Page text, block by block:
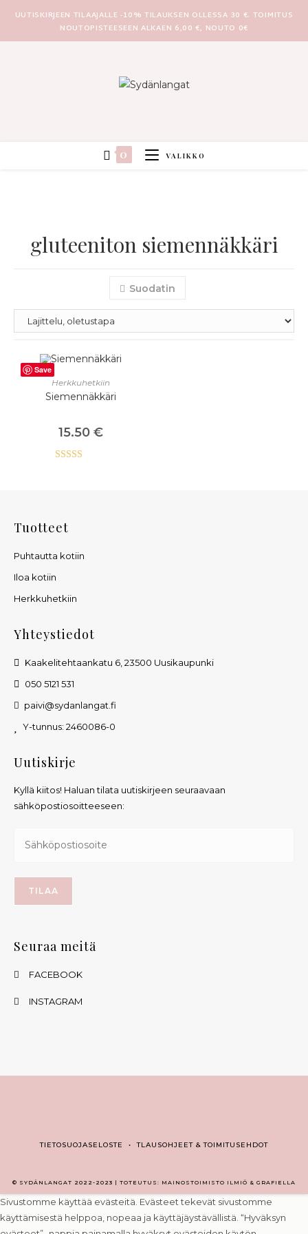
UUTISKIRJEEN TILAAJALLE -10% TILAUKSEN OLLESSA 30 €. TOIMITUS
NOUTOPISTEESEEN ALKAEN 6,00 €, NOUTO 0€
0 VALIKKO
gluteeniton siemennäkkäri
Suodatin
Save
LISÄÄ OSTOSKORIIN
Herkkuhetkiin
Siemennäkkäri
15.50 €
Tuotteet
Puhtautta kotiin
Iloa kotiin
Herkkuhetkiin
Yhteystiedot
Kaakelitehtaankatu 6, 23500 Uusikaupunki
050 5121 531
paivi@sydanlangat.fi
Y-tunnus: 2460086-0
Uutiskirje
Kyllä kiitos! Haluan tilata uutiskirjeen seuraavaan
sähköpostiosoitteeseen:
Seuraa meitä
FACEBOOK
INSTAGRAM
TIETOSUOJASELOSTE •TLAUSOHJEET & TOIMITUSEHDOT
© SYDÄNLANGAT 2022-2023 | TOTEUTUS: MAINOSTOIMISTO ILMIÖ & GRAFIELLA
Sivustomme käyttää evästeitä. Evästeet tekevät sivustomme
käyttämisestä helppoa, nopeaa ja käyttäjäystävällistä. “Hyväksyn